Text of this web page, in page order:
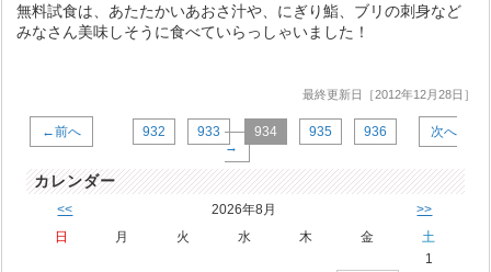
無料試食は、あたたかいあおさ汁や、にぎり鮨、ブリの刺身など
みなさん美味しそうに食べていらっしゃいました！
最終更新日［2012年12月28日］
←前へ 932 933 934 935 936
次へ
→
カレンダー
<< 2026年8月 >>
日 月 火 水 木 金
土
1